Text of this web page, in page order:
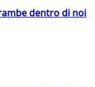
dentro di noi